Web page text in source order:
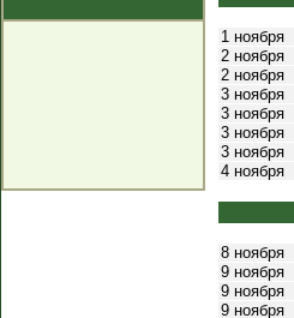
1 ноября
2 ноября
2 ноября
3 ноября
3 ноября
3 ноября
3 ноября
4 ноября
8 ноября
9 ноября
9 ноября
9 ноября